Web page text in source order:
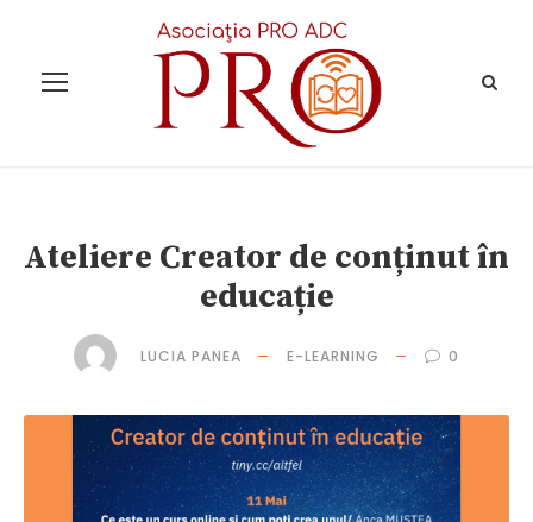
Ateliere Creator de conținut în
educație
LUCIA PANEA E-LEARNING 0